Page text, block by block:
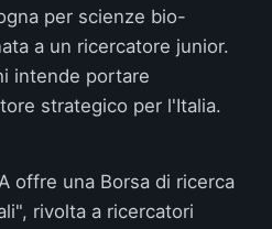
per scienze bio-
a un ricercatore junior.
intende portare
strategico per l'Italia.
offre una Borsa di ricerca
, rivolta a ricercatori